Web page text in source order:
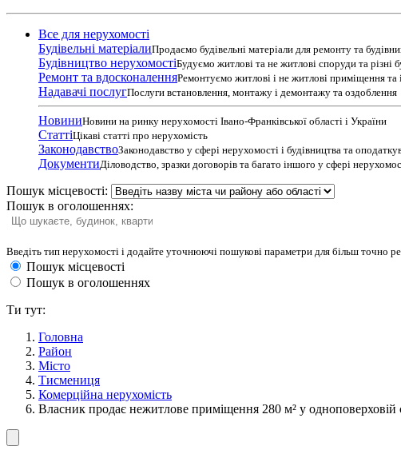
Все для нерухомості
Будівельні матеріалиПродаємо будівельні матеріали для ремонту та
Будівництво нерухомостіБудуємо житлові та не житлові споруди та різні
Ремонт та вдосконаленняРемонтуємо житлові і не житлові приміщення та
Надавачі послугПослуги встановлення, монтажу і демонтажу та оздоблення
НовиниНовини на ринку нерухомості Івано-Франківської області і України
СтаттіЦікаві статті про нерухомість
ЗаконодавствоЗаконодавство у сфері нерухомості і будівництва та
ДокументиДіловодство, зразки договорів та багато іншого у сфері
Пошук місцевості:
Пошук в оголошеннях:
Введіть тип нерухомості і додайте уточнюючі пошукові параметри для більш точно
Пошук місцевості
Пошук в оголошеннях
Ти тут:
Головна
Район
Місто
Тисмениця
Комерційна нерухомість
Власник продає нежитлове приміщення 280 м² у